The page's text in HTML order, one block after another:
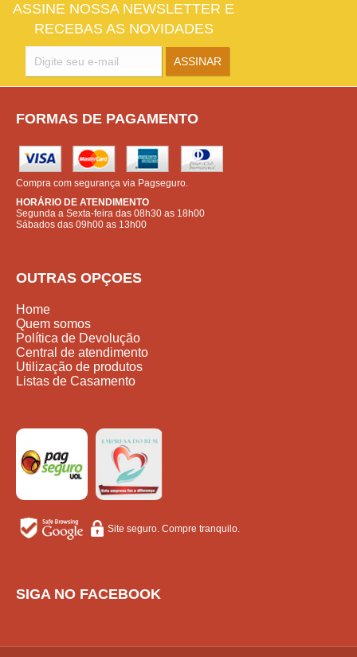
ASSINE NOSSA NEWSLETTER E
RECEBAS AS NOVIDADES
FORMAS DE PAGAMENTO
Compra com segurança via Pagseguro.
HORÁRIO DE ATENDIMENTO
Segunda a Sexta-feira das 08h30 as 18h00
Sábados das 09h00 as 13h00
OUTRAS OPÇOES
Home
Quem somos
Política de Devolução
Central de atendimento
Utilização de produtos
Listas de Casamento
Site seguro. Compre tranquilo.
SIGA NO FACEBOOK